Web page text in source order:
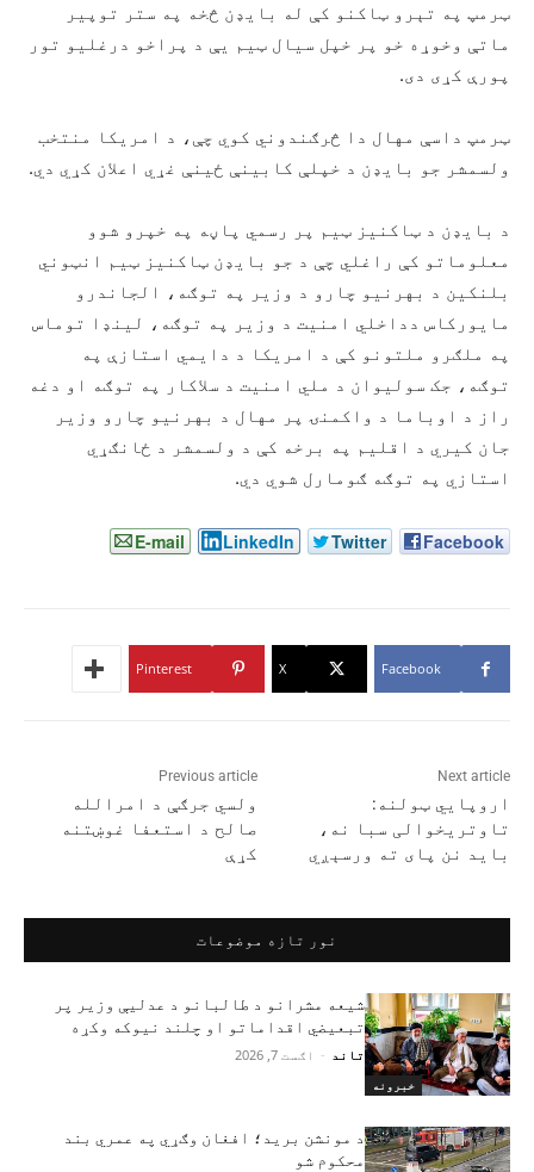
ټرمپ په تېرو ټاکنو کې له بایډن څخه په ستر توپیر
ماتې وخوړه خو پر خپل سیال ټیم یې د پراخو درغلیو تور
پورې کړی دی.
ټرمپ داسې مهال دا څرګندوني کوي چې، د امریکا منتخب
ولسمشر جو بایډن د خپلې کابینې ځينې غړي اعلان کړي دي.
د بایډن د ټاکنیز ټیم پر رسمي پاڼه په خپرو شوو
معلوماتو کې راغلي چې د جو بایډن ټاکنیز ټیم انټوني
بلنکین د بهرنیو چارو د وزیر په توګه، الجاندرو
مایورکاس دداخلي امنیت د وزیر په توګه، لینډا توماس
په ملګرو ملتونو کې د امریکا د دایمي استازې په
توګه، جک سولیوان د ملي امنیت د سلاکار په توګه او دغه
راز د اوباما د واکمنۍ پر مهال د بهرنیو چارو وزیر
جان کیري د اقلیم په برخه کې د ولسمشر د ځانګړي
استازي په توګه ګومارل شوي دي.
Facebook
Twitter
LinkedIn
E-mail
Facebook
X
Pinterest
Previous article
ولسي جرګې د امرالله
صالح د استعفا غوښتنه
کړې
Next article
اروپایي ټولنه:
تاوتریخوالی سبا نه،
باید نن پای ته ورسېږي
نور تازه موضوعات
خبرونه
شیعه مشرانو د طالبانو د عدلیې وزیر پر
تبعیضي اقداماتو او چلند نیوکه وکړه
تاند - اګست 7, 2026
د مونشن برید؛ افغان وګړي په عمري بند
محکوم شو